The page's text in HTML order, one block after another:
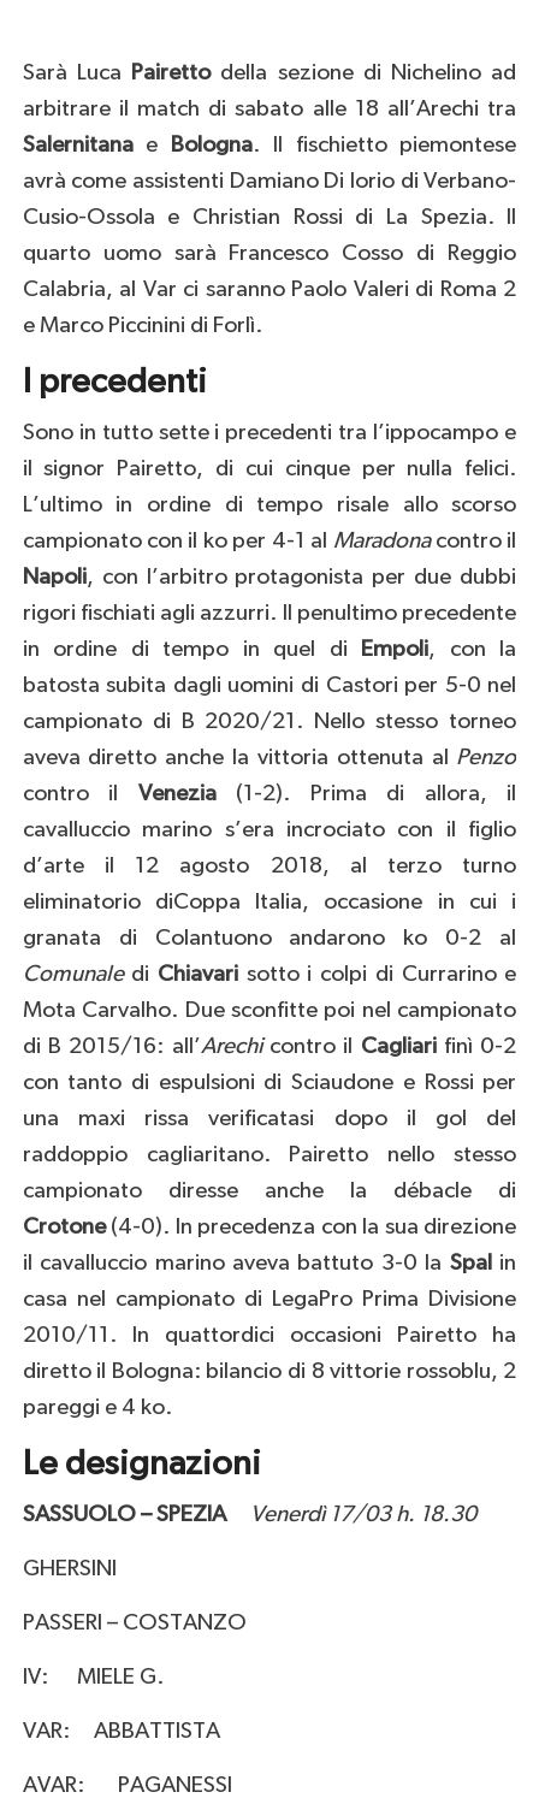
Sarà Luca Pairettodella sezione di Nichelino ad
arbitrare il match di sabato alle 18 all’Arechi tra
Salernitanae Bologna. Il fischietto piemontese
avrà come assistenti Damiano Di Iorio di Verbano-
Cusio-Ossola e Christian Rossi di La Spezia. Il
quarto uomo sarà Francesco Cosso di Reggio
Calabria, al Var ci saranno Paolo Valeri di Roma 2
e Marco Piccinini di Forlì.
I precedenti
Sono in tutto sette i precedenti tra l’ippocampo e
il signor Pairetto, di cui cinque per nulla felici.
L’ultimo in ordine di tempo risale allo scorso
campionato con il ko per 4-1 al Maradonacontro il
Napoli, con l’arbitro protagonista per due dubbi
rigori fischiati agli azzurri. Il penultimo precedente
in ordine di tempo in quel di
Empoli, con la
batosta subita dagli uomini di Castori per 5-0 nel
campionato di B 2020/21. Nello stesso torneo
aveva diretto anche la vittoria ottenuta al Penzo
contro il Venezia(1-2). Prima di allora, il
cavalluccio marino s’era incrociato con il figlio
d’arte il 12 agosto 2018, al terzo turno
eliminatorio diCoppa Italia, occasione in cui i
granata di Colantuono andarono ko 0-2 al
Comunaledi Chiavari sotto i colpi di Currarino e
Mota Carvalho. Due sconfitte poi nel campionato
di B 2015/16: all’Arechicontro il Cagliarifinì 0-2
con tanto di espulsioni di Sciaudone e Rossi per
una maxi rissa verificatasi dopo il gol del
raddoppio cagliaritano. Pairetto nello stesso
campionato diresse anche la débacle di
Crotone(4-0). In precedenza con la sua direzione
il cavalluccio marino aveva battuto 3-0 la Spal in
casa nel campionato di LegaPro Prima Divisione
2010/11. In quattordici occasioni Pairetto ha
diretto il Bologna: bilancio di 8 vittorie rossoblu, 2
pareggi e 4 ko.
Le designazioni
SASSUOLO – SPEZIA Venerdì 17/03 h. 18.30
GHERSINI
PASSERI – COSTANZO
IV: MIELE G.
VAR: ABBATTISTA
AVAR: PAGANESSI